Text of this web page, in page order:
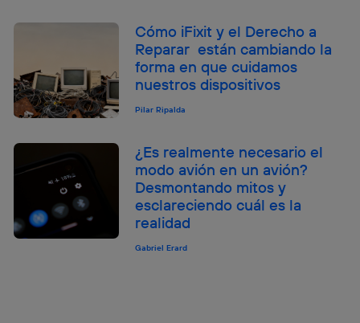
Cómo iFixit y el Derecho a
Reparar están cambiando la
forma en que cuidamos
nuestros dispositivos
Pilar Ripalda
¿Es realmente necesario el
modo avión en un avión?
Desmontando mitos y
esclareciendo cuál es la
realidad
Gabriel Erard